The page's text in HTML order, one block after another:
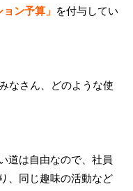
ン予算」
を付与してい
なさん、どのような使
道は自由なので、社員
、同じ趣味の活動など